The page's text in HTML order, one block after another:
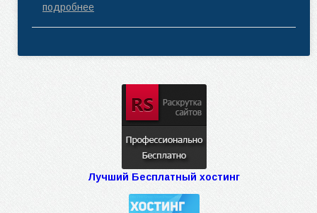
подробнее
Лучший Бесплатный хостинг